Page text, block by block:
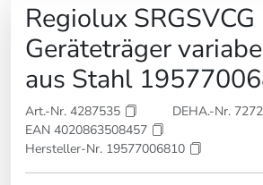
Regiolux SRGSVCG
Geräteträger
aus Stahl
Art.-Nr. 4287535
DEHA.-Nr.
EAN 4020863508457
Hersteller-Nr. 19577006810